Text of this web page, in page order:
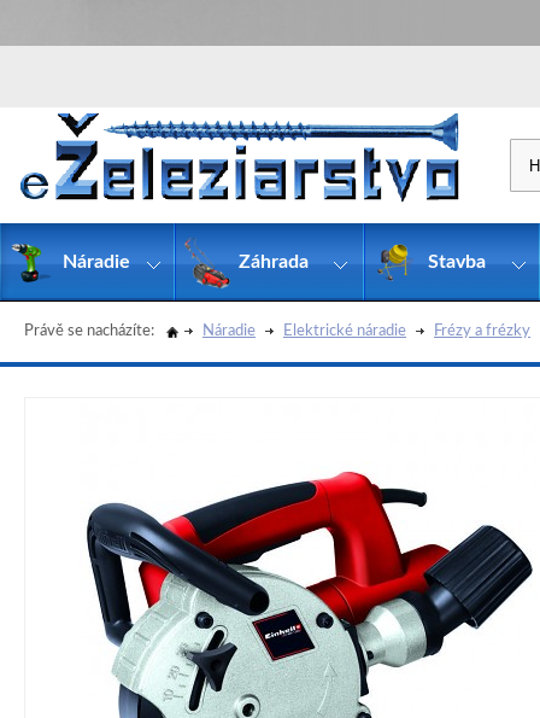
Právě se nacházíte: Náradie Elektrické náradie Frézy a frézky
Náradie Záhrada Stavba